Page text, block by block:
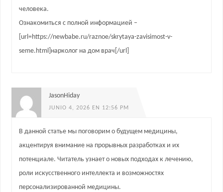
человека.
Ознакомиться с полной информацией –
[url=https://newbabe.ru/raznoe/skrytaya-zavisimost-v-
seme.html]нарколог на дом врач[/url]
JasonHiday
JUNIO 4, 2026 EN 12:56 PM
В данной статье мы поговорим о будущем медицины,
акцентируя внимание на прорывных разработках и их
потенциале. Читатель узнает о новых подходах к лечению,
роли искусственного интеллекта и возможностях
персонализированной медицины.